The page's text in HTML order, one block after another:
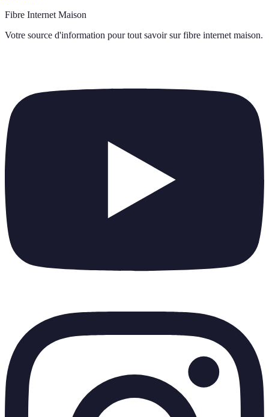
Fibre Internet Maison
Votre source d'information pour tout savoir sur fibre internet maison.